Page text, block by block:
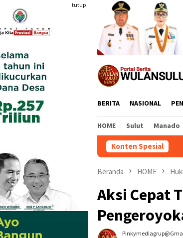
konten
tutup
BERITA NASIONAL
HOME Sulut Manado
Konten Spesial
Beranda HOME
Aksi Cepat